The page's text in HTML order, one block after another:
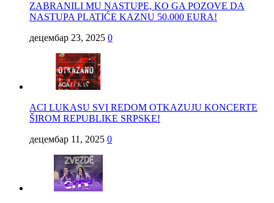
ZABRANILI MU NASTUPE, KO GA POZOVE DA
NASTUPA PLATIĆE KAZNU 50.000 EURA!
децембар 23, 2025 0
ACI LUKASU SVI REDOM OTKAZUJU KONCERTE
ŠIROM REPUBLIKE SRPSKE!
децембар 11, 2025 0